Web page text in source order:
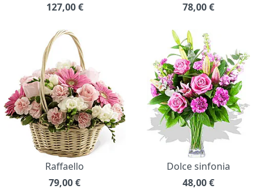
127,00 €
78,00€
Raffaello
79,00€
Dolce sinfonia
48,00€